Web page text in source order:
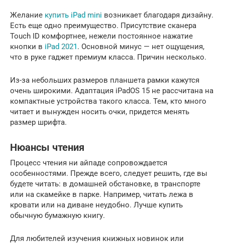
Желание купить iPad mini возникает благодаря дизайну.
Есть еще одно преимущество. Присутствие сканера
Touch ID комфортнее, нежели постоянное нажатие
кнопки в iPad 2021. Основной минус — нет ощущения,
что в руке гаджет премиум класса. Причин несколько.
Из-за небольших размеров планшета рамки кажутся
очень широкими. Адаптация iPadOS 15 не рассчитана на
компактные устройства такого класса. Тем, кто много
читает и вынужден носить очки, придется менять
размер шрифта.
Нюансы чтения
Процесс чтения ни айпаде сопровождается
особенностями. Прежде всего, следует решить, где вы
будете читать: в домашней обстановке, в транспорте
или на скамейке в парке. Например, читать лежа в
кровати или на диване неудобно. Лучше купить
обычную бумажную книгу.
Для любителей изучения книжных новинок или